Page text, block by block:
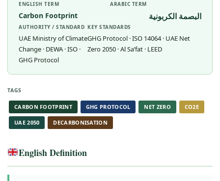
ENGLISH TERM
Carbon Footprint
ARABIC TERM
البصمة الكربونية
AUTHORITY / STANDARD
UAE Ministry of Climate
Change · DEWA · ISO ·
GHG Protocol
KEY STANDARDS
GHG Protocol · ISO 14064 · UAE Net
Zero 2050 · Al Sa’fat · LEED
TAGS
CARBON FOOTPRINT GHG PROTOCOL NET ZERO CO2E
UAE 2050 DECARBONISATION
English Definition